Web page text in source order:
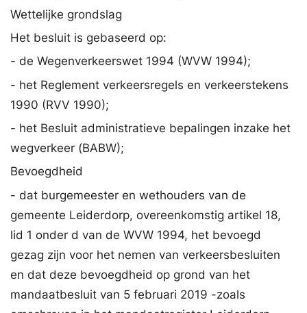
Wettelijke grondslag
Het besluit is gebaseerd op:
- de Wegenverkeerswet 1994 (WVW 1994);
- het Reglement verkeersregels en verkeerstekens
1990 (RVV 1990);
- het Besluit administratieve bepalingen inzake het
wegverkeer (BABW);
Bevoegdheid
- dat burgemeester en wethouders van de
gemeente Leiderdorp, overeenkomstig artikel 18,
lid 1 onder d van de WVW 1994, het bevoegd
gezag zijn voor het nemen van verkeersbesluiten
en dat deze bevoegdheid op grond van het
mandaatbesluit van 5 februari 2019 -zoals